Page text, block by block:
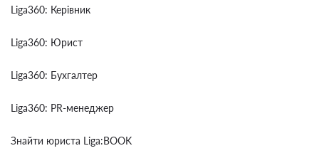
Liga360: Керівник
Liga360: Юрист
Liga360: Бухгалтер
Liga360: PR-менеджер
Знайти юриста Liga:BOOK